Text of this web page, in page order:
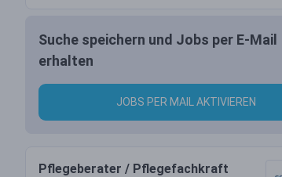
Suche speichern und Jobs per E-Mail
erhalten
JOBS PER MAIL AKTIVIEREN
Pflegeberater / Pflegefachkraft